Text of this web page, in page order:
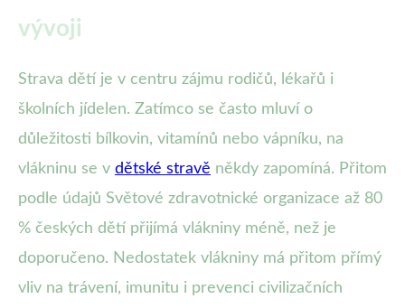
vývoji
Strava dětí je v centru zájmu rodičů, lékařů i
školních jídelen. Zatímco se často mluví o
důležitosti bílkovin, vitamínů nebo vápníku, na
vlákninu se v dětské stravě někdy zapomíná. Přitom
podle údajů Světové zdravotnické organizace až 80
% českých dětí přijímá vlákniny méně, než je
doporučeno. Nedostatek vlákniny má přitom přímý
vliv na trávení, imunitu i prevenci civilizačních